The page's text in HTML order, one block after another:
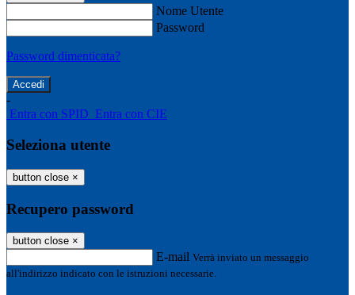
Nome Utente
Password
Password dimenticata?
-
Entra con SPID Entra con CIE
Seleziona utente
button close ×
Recupero password
button close ×
E-mail Verrà inviato un messaggio
all'indirizzo indicato con le istruzioni necessarie.